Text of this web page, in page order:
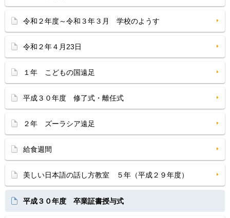
令和２年度～令和３年３月 学校のようす
令和２年４月23日
１年 こどもの国遠足
平成３０年度 修了式・離任式
２年 ズーラシア遠足
給食週間
美しい日本語の話し方教室 ５年（平成２９年度）
平成３０年度 卒業証書授与式